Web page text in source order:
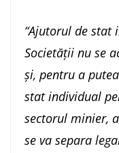
“Ajutorul de stat
Societății nu se
și, pentru a
stat individual
sectorul minier,
se va separa